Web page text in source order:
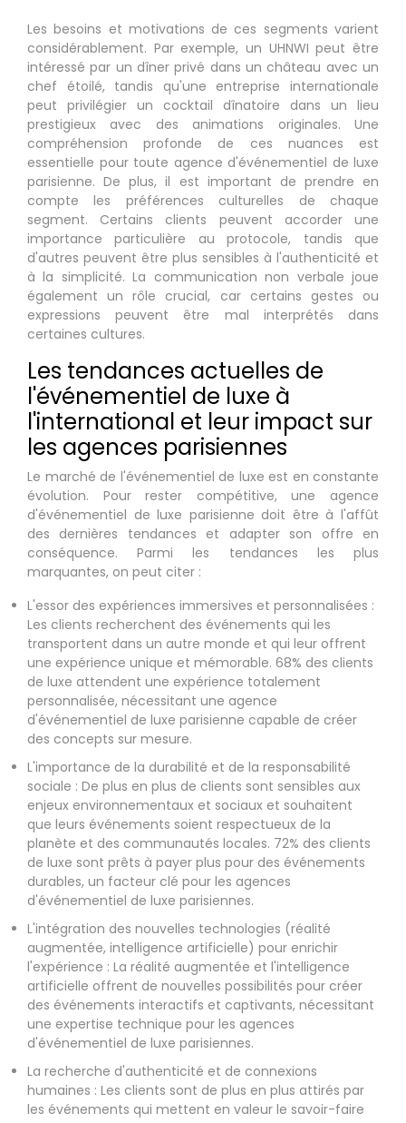
Les besoins et motivations de ces segments varient
considérablement. Par exemple, un UHNWI peut être
intéressé par un dîner privé dans un château avec un
chef étoilé, tandis qu'une entreprise internationale
peut privilégier un cocktail dînatoire dans un lieu
prestigieux avec des animations originales. Une
compréhension profonde de ces nuances est
essentielle pour toute agence d'événementiel de luxe
parisienne. De plus, il est important de prendre en
compte les préférences culturelles de chaque
segment. Certains clients peuvent accorder une
importance particulière au protocole, tandis que
d'autres peuvent être plus sensibles à l'authenticité et
à la simplicité. La communication non verbale joue
également un rôle crucial, car certains gestes ou
expressions peuvent être mal interprétés dans
certaines cultures.
Les tendances actuelles de
l'événementiel de luxe à
l'international et leur impact sur
les agences parisiennes
Le marché de l'événementiel de luxe est en constante
évolution. Pour rester compétitive, une agence
d'événementiel de luxe parisienne doit être à l'affût
des dernières tendances et adapter son offre en
conséquence. Parmi les tendances les plus
marquantes, on peut citer :
L'essor des expériences immersives et personnalisées :
Les clients recherchent des événements qui les
transportent dans un autre monde et qui leur offrent
une expérience unique et mémorable. 68% des clients
de luxe attendent une expérience totalement
personnalisée, nécessitant une agence
d'événementiel de luxe parisienne capable de créer
des concepts sur mesure.
L'importance de la durabilité et de la responsabilité
sociale : De plus en plus de clients sont sensibles aux
enjeux environnementaux et sociaux et souhaitent
que leurs événements soient respectueux de la
planète et des communautés locales. 72% des clients
de luxe sont prêts à payer plus pour des événements
durables, un facteur clé pour les agences
d'événementiel de luxe parisiennes.
L'intégration des nouvelles technologies (réalité
augmentée, intelligence artificielle) pour enrichir
l'expérience : La réalité augmentée et l'intelligence
artificielle offrent de nouvelles possibilités pour créer
des événements interactifs et captivants, nécessitant
une expertise technique pour les agences
d'événementiel de luxe parisiennes.
La recherche d'authenticité et de connexions
humaines : Les clients sont de plus en plus attirés par
les événements qui mettent en valeur le savoir-faire